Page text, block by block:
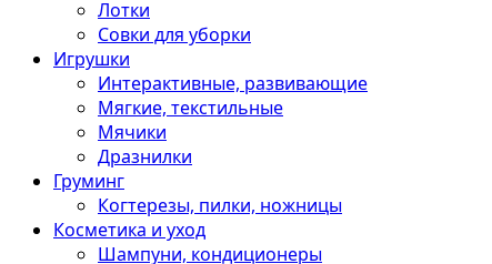
Лотки
Совки для уборки
Игрушки
Интерактивные, развивающие
Мягкие, текстильные
Мячики
Дразнилки
Груминг
Когтерезы, пилки, ножницы
Косметика и уход
Шампуни, кондиционеры